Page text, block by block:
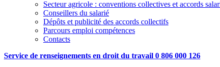
Secteur agricole : conventions collectives et accords
Conseillers du salarié
Dépôts et publicité des accords collectifs
Parcours emploi compétences
Contacts
Service de renseignements en droit du travail 0 806 000 126